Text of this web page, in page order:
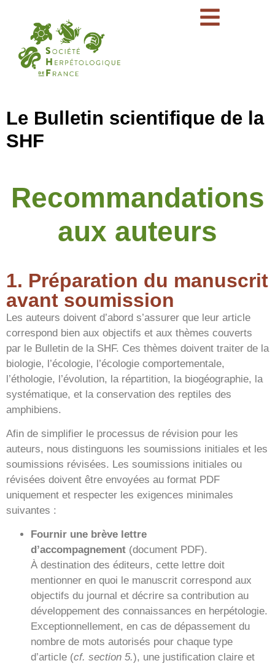
Le Bulletin scientifique de la
SHF
Recommandations
aux auteurs
1. Préparation du manuscrit
avant soumission
Les auteurs doivent d’abord s’assurer que leur article
correspond bien aux objectifs et aux thèmes couverts
par le Bulletin de la SHF. Ces thèmes doivent traiter de la
biologie, l’écologie, l’écologie comportementale,
l’éthologie, l’évolution, la répartition, la biogéographie, la
systématique, et la conservation des reptiles des
amphibiens.
Afin de simplifier le processus de révision pour les
auteurs, nous distinguons les soumissions initiales et les
soumissions révisées. Les soumissions initiales ou
révisées doivent être envoyées au format PDF
uniquement et respecter les exigences minimales
suivantes :
Fournir une brève lettre
d’accompagnement (document PDF).
À destination des éditeurs, cette lettre doit
mentionner en quoi le manuscrit correspond aux
objectifs du journal et décrire sa contribution au
développement des connaissances en herpétologie.
Exceptionnellement, en cas de dépassement du
nombre de mots autorisés pour chaque type
d’article (cf. section 5.), une justification claire et